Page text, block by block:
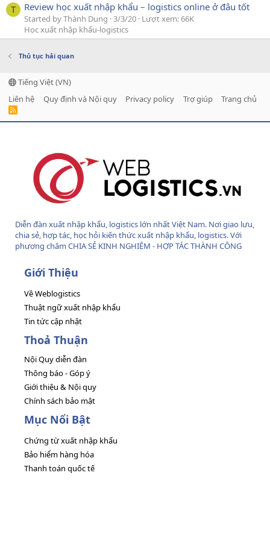
T Review học xuất nhập khẩu – logistics online ở đâu tốt
Started by Thành Dung 3/3/20 Lượt xem: 66K
Học xuất nhập khẩu-logistics
Thủ tục hải quan
Tiếng Việt (VN)
Liên hệ
Quy định và Nội quy Privacy policy Trợ giúp Trang chủ
R
Diễn đàn xuất nhập khẩu, logistics lớn nhất Việt Nam. Nơi giao lưu,
chia sẻ, hợp tác, học hỏi kiến thức xuất nhập khẩu, logistics. Với
phương châm CHIA SẺ KINH NGHIỆM - HỢP TÁC THÀNH CÔNG
Giới Thiệu
Về Weblogistics
Thuật ngữ xuất nhập khẩu
Tin tức cập nhật
Thoả Thuận
Nội Quy diễn đàn
Thông báo - Góp ý
Giới thiệu & Nội quy
Chính sách bảo mật
Mục Nổi Bật
Chứng từ xuất nhập khẩu
Bảo hiểm hàng hóa
Thanh toán quốc tế